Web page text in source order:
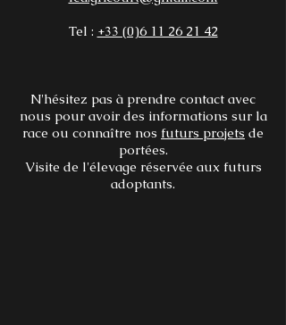
Tel : +33 (0)6 11 26 21 42
N'hésitez pas à prendre contact avec
nous pour avoir des informations sur la
race ou connaître nos futurs projets de
portées.
Visite de l'élevage réservée aux futurs
adoptants.